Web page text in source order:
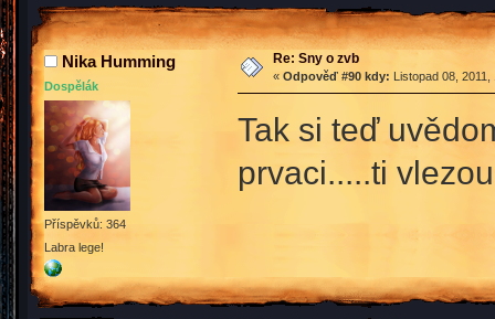
Nika Humming
Dospělák
Příspěvků: 364
Labra lege!
Re: Sny o zvb
« Odpověď #90 kdy: Listopad 08, 2011,
Tak si teď
prvaci.....ti